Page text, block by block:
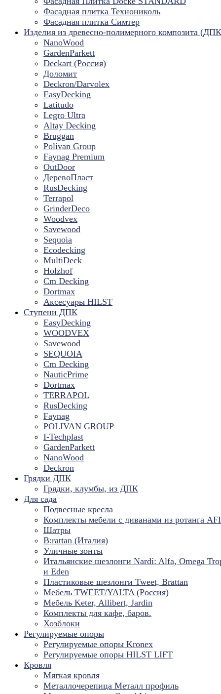
Фасадная плитка Технониколь
Фасадная плитка Симтер
Изделия из древесно-полимерного композита
NanoWood
GardenParkett
Deckart (Россия)
Доломит
Deckron/Darvolex
EasyDecking
Latitudo
Legro Ultra
Altay Decking
Bruggan
Polivan Group
Faynag Premium
OutDoor
ДеревоПласт
RusDecking
Terrapol
GrinderDeco
Woodvex
Savewood
Sequoia
Ecodecking
MultiDeck
Holzhof
Cm Decking
Dortmax
Аксесуары HILST
Ступени ДПК
EasyDecking
WOODVEX
Savewood
SEQUOIA
Cm Decking
NauticPrime
Dortmax
TERRAPOL
RusDecking
Faynag
POLIVAN GROUP
I-Techplast
GardenParkett
NanoWood
Deckron
Грядки ДПК
Грядки, клумбы, из ДПК
Для сада
Подвесные кресла
Комплекты мебели с диванами из ротанга
Шатры
B:rattan (Италия)
Уличные зонты
Итальянские шезлонги Nardi: Alfa, Omega
и Eden
Пластиковые шезлонги Tweet, Brattan
Мебель TWEET/YALTA (Россия)
Мебель Keter, Allibert, Jardin
Комплекты для кафе, баров.
Хозблоки
Регулируемые опоры
Регулируемые опоры Kronex
Регулируемые опоры HILST LIFT
Кровля
Мягкая кровля
Металлочерепица Металл профиль